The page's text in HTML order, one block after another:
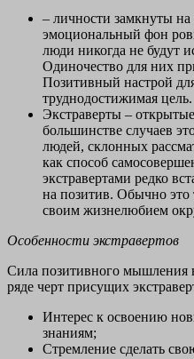
– личности замкнуты
эмоциональный фон
люди никогда не будут
Одиночество для них
Позитивный настрой
труднодостижимая цель.
Экстраверты –
большинстве случаев
людей, склонных
как способ
экстравертами редко
на позитив. Обычно это
своим жизнелюбием
Особенности экстравертов
Сила позитивного мышления
ряде черт присущих
Интерес к освоению
знаниям;
Стремление сделать